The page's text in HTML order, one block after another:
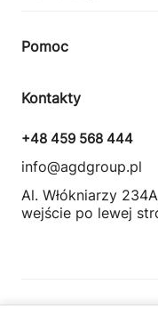
Kontakt
Pomoc
Zamówienie i płatność
Zasady dostawy
Regulamin usług
Wymiana i zwrot
Kontakty
+48 459 568 444
info@agdgroup.pl
Al. Włókniarzy
wejście po lewej